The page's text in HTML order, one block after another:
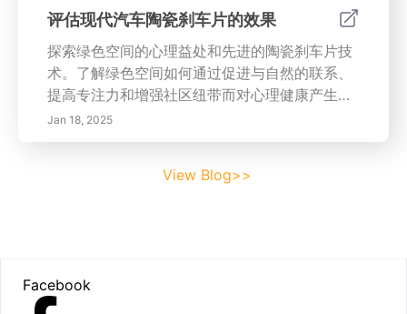
高生产力，还能促进个人成长和幸福感。当这些
策略应用于车辆维护时，可以使您的驾驶习惯更
高效，最终为您节省金钱并减少碳足迹。今天就
开始吧！通过掌握时间管理技巧和优化您车辆的
性能，开启充实的生活。阅读全文以获取改进生
产力和燃油经济性的综合指南。
评估现代汽车陶瓷刹车片的效果
探索绿色空间的心理益处和先进的陶瓷刹车片技
术。了解绿色空间如何通过促进与自然的联系、
提高专注力和增强社区纽带而对心理健康产生积
极影响。学习公园和花园在社区建设中的作用，
鼓励社会互动和文化欣赏。此外，深入了解陶瓷
理解相比传统刹车片的优势，包括减少灰尘、噪
Jan 18, 2025
View Blog>>
Facebook